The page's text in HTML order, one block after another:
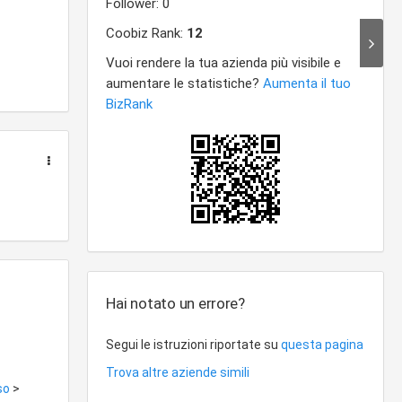
di
>
Hai notato un errore?
Segui le istruzioni riportate suquesta pagina
Trova altre aziende simili